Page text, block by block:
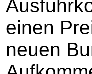
einen
neuen